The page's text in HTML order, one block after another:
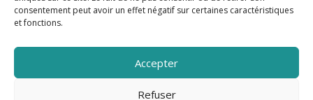
consentement peut avoir un effet négatif sur certaines caractéristiques
et fonctions.
Accepter
Refuser
FAIRE UN DON